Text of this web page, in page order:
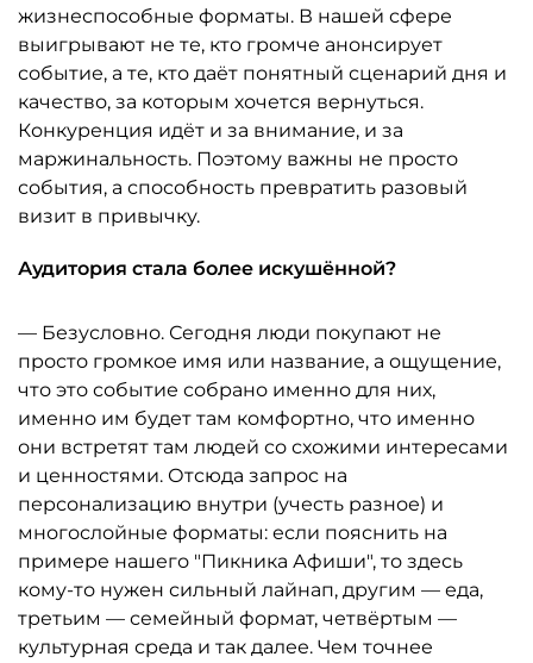
жизнеспособные форматы. В нашей сфере
выигрывают не те, кто громче анонсирует
событие, а те, кто даёт понятный сценарий дня и
качество, за которым хочется вернуться.
Конкуренция идёт и за внимание, и за
маржинальность. Поэтому важны не просто
события, а способность превратить разовый
визит в привычку.
Аудитория стала более искушённой?
— Безусловно. Сегодня люди покупают не
просто громкое имя или название, а ощущение,
что это событие собрано именно для них,
именно им будет там комфортно, что именно
они встретят там людей со схожими интересами
и ценностями. Отсюда запрос на
персонализацию внутри (учесть разное) и
многослойные форматы: если пояснить на
примере нашего "Пикника Афиши", то здесь
кому-то нужен сильный лайнап, другим — еда,
третьим — семейный формат, четвёртым —
культурная среда и так далее. Чем точнее